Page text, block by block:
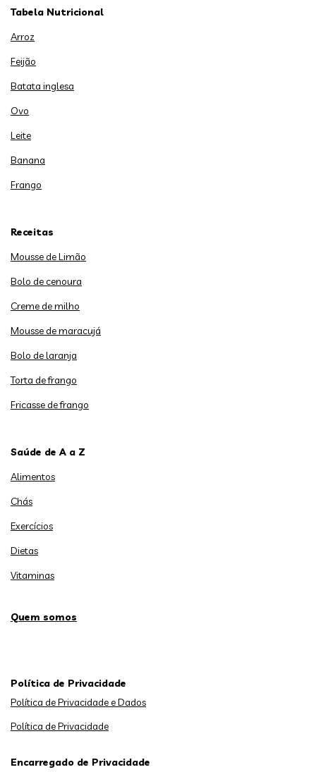
Tabela Nutricional
Arroz
Feijão
Batata inglesa
Ovo
Leite
Banana
Frango
Receitas
Mousse de Limão
Bolo de cenoura
Creme de milho
Mousse de maracujá
Bolo de laranja
Torta de frango
Fricasse de frango
Saúde de A a Z
Alimentos
Chás
Exercícios
Dietas
Vitaminas
Quem somos
Política de Privacidade
Política de Privacidade e Dados
Política de Privacidade
Encarregado de Privacidade